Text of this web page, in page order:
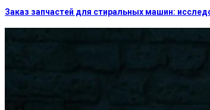
Заказ запчастей для стиральных машин: